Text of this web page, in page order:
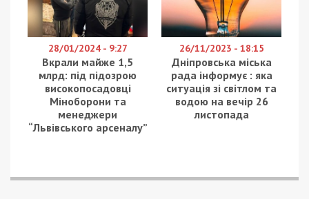
28/01/2024 - 9:27
Вкрали майже 1,5
млрд: під підозрою
високопосадовці
Міноборони та
менеджери
“Львівського арсеналу”
26/11/2023 - 18:15
Дніпровська міська
рада інформує : яка
ситуація зі світлом та
водою на вечір 26
листопада